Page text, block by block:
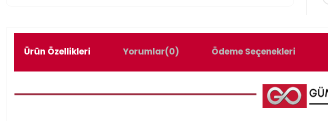
Ürün Özellikleri Yorumlar(0) Ödeme Seçenekleri